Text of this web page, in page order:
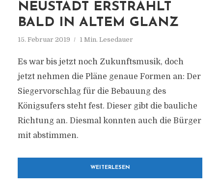
NEUSTADT ERSTRAHLT
BALD IN ALTEM GLANZ
15. Februar 2019 1 Min. Lesedauer
Es war bis jetzt noch Zukunftsmusik, doch
jetzt nehmen die Pläne genaue Formen an: Der
Siegervorschlag für die Bebauung des
Königsufers steht fest. Dieser gibt die bauliche
Richtung an. Diesmal konnten auch die Bürger
mit abstimmen.
WEITERLESEN